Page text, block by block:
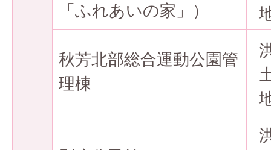
「ふれあいの家」）
秋芳北部総合運動公園管
理棟